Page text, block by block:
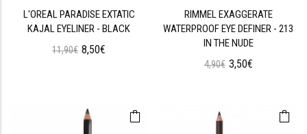
L'OREAL PARADISE EXTATIC
KAJAL EYELINER - BLACK
11,90€ 8,50€
RIMMEL EXAGGERATE
WATERPROOF EYE DEFINER - 213
IN THE NUDE
4,90€ 3,50€